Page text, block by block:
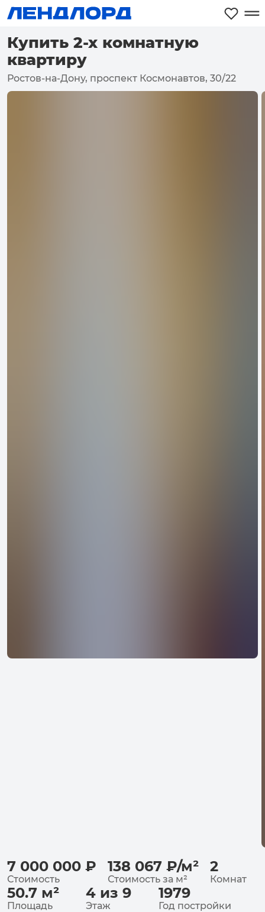
Купить 2-х комнатную
квартиру
Ростов-на-Дону, проспект Космонавтов, 30/22
7 000 000 ₽
Стоимость
138 067 ₽/м²
Стоимость за м²
2
Комнат
50.7 м²
Площадь
4 из 9
Этаж
1979
Год постройки